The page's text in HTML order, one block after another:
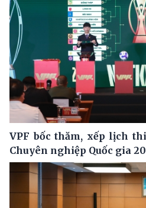
VPF bốc thăm, xếp lịch
Chuyên nghiệp Quốc gia